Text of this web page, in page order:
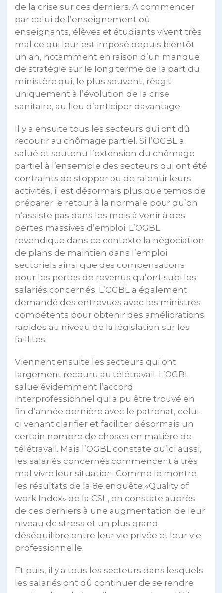
de la crise sur ces derniers. A commencer
par celui de l’enseignement où
enseignants, élèves et étudiants vivent très
mal ce qui leur est imposé depuis bientôt
un an, notamment en raison d’un manque
de stratégie sur le long terme de la part du
ministère qui, le plus souvent, réagit
uniquement à l’évolution de la crise
sanitaire, au lieu d’anticiper davantage.
Il y a ensuite tous les secteurs qui ont dû
recourir au chômage partiel. Si l’OGBL a
salué et soutenu l’extension du chômage
partiel à l’ensemble des secteurs qui ont été
contraints de stopper ou de ralentir leurs
activités, il est désormais plus que temps de
préparer le retour à la normale pour qu’on
n’assiste pas dans les mois à venir à des
pertes massives d’emploi. L’OGBL
revendique dans ce contexte la négociation
de plans de maintien dans l’emploi
sectoriels ainsi que des compensations
pour les pertes de revenus qu’ont subi les
salariés concernés. L’OGBL a également
demandé des entrevues avec les ministres
compétents pour obtenir des améliorations
rapides au niveau de la législation sur les
faillites.
Viennent ensuite les secteurs qui ont
largement recouru au télétravail. L’OGBL
salue évidemment l’accord
interprofessionnel qui a pu être trouvé en
fin d’année dernière avec le patronat, celui-
ci venant clarifier et faciliter désormais un
certain nombre de choses en matière de
télétravail. Mais l’OGBL constate qu’ici aussi,
les salariés concernés commencent à très
mal vivre leur situation. Comme le montre
les résultats de la 8e enquête «Quality of
work Index» de la CSL, on constate auprès
de ces derniers à une augmentation de leur
niveau de stress et un plus grand
déséquilibre entre leur vie privée et leur vie
professionnelle.
Et puis, il y a tous les secteurs dans lesquels
les salariés ont dû continuer de se rendre